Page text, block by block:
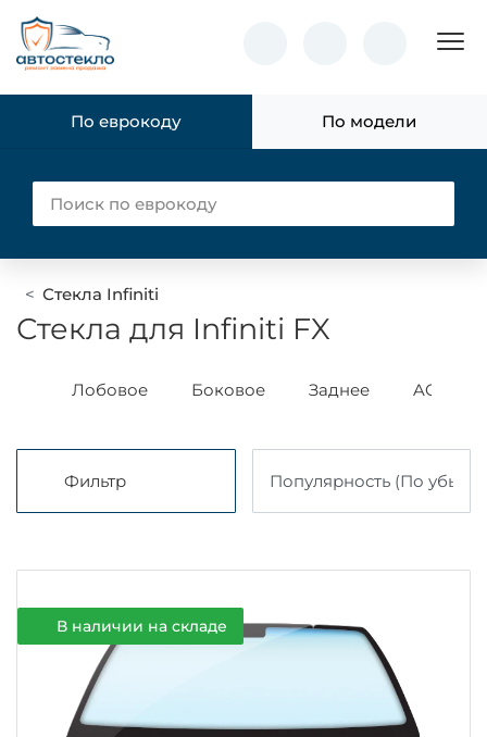
По еврокоду По модели
Стекла Infiniti
Стекла для Infiniti FX
Лобовое Боковое Заднее AGC
Фильтр
В наличии на складе